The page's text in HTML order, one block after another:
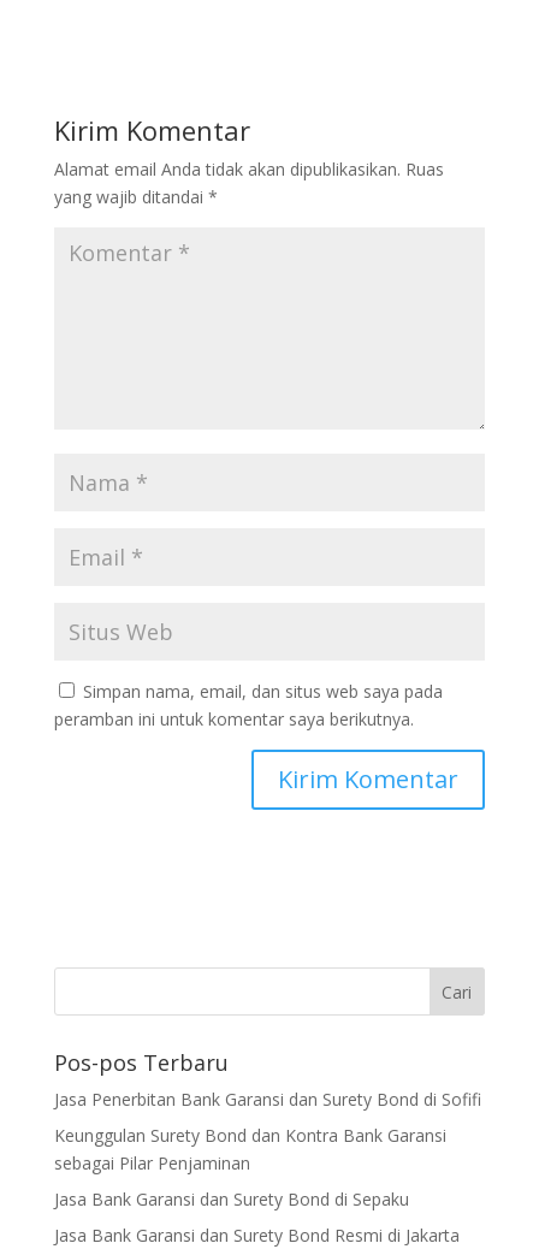
o
o
k
dI
n
Kirim Komentar
Alamat email Anda tidak akan dipublikasikan. Ruas
yang wajib ditandai *
Simpan nama, email, dan situs web saya pada
peramban ini untuk komentar saya berikutnya.
Pos-pos Terbaru
Jasa Penerbitan Bank Garansi dan Surety Bond di Sofifi
Keunggulan Surety Bond dan Kontra Bank Garansi
sebagai Pilar Penjaminan
Jasa Bank Garansi dan Surety Bond di Sepaku
Jasa Bank Garansi dan Surety Bond Resmi di Jakarta